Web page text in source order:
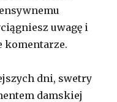
uwagę i
komentarze.
dni, swetry
damskiej